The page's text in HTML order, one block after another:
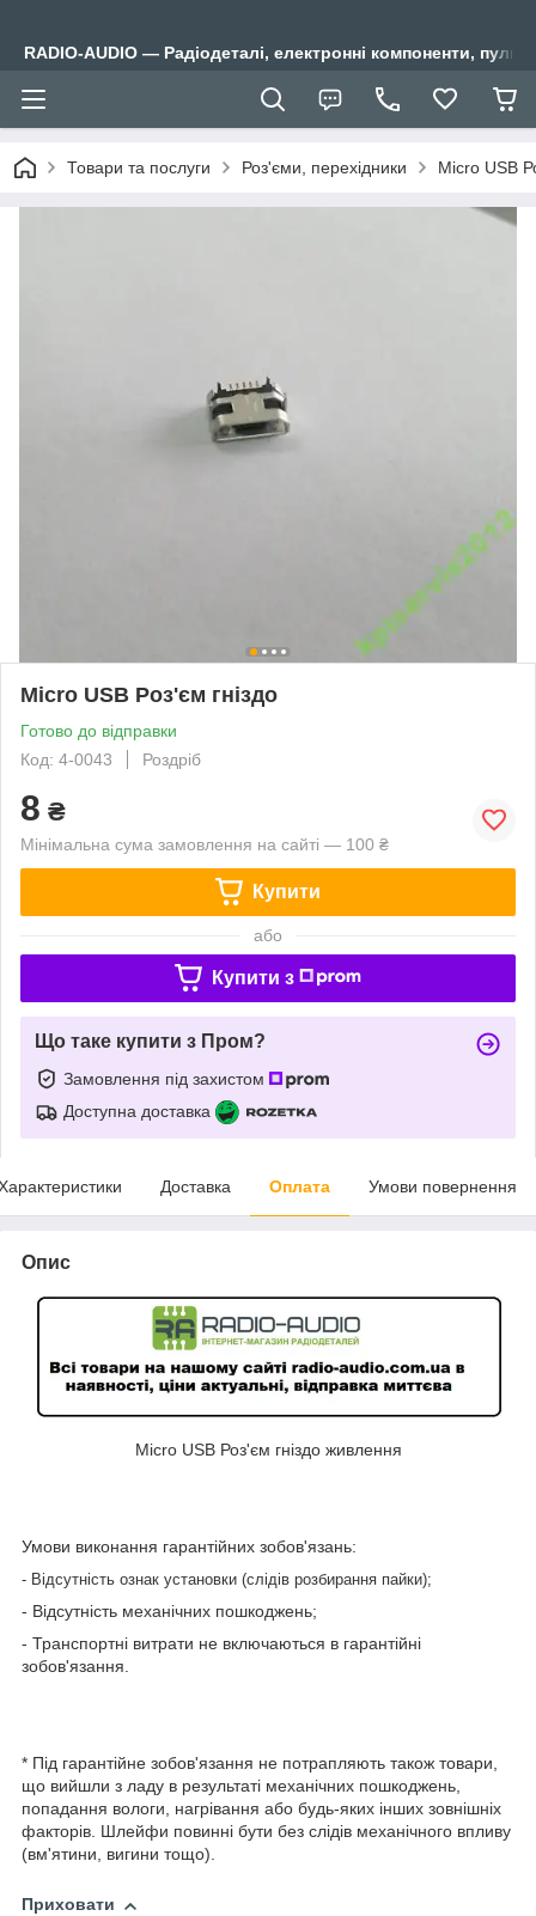
RADIO-AUDIO — Радіодеталі, електронні компоненти,
Товари та послуги Роз'єми, перехідники Micro USB
Micro USB Роз'єм гніздо
Готово до відправки
Код: 4-0043
Роздріб
8 ₴
Мінімальна сума замовлення на сайті — 100 ₴
Купити
або
Купити з
Що таке купити з Пром?
Замовлення під захистом
Доступна доставка
Доставка Оплата Умови повернення
Опис
Micro USB Роз'єм гніздо живлення
Умови виконання гарантійних зобов'язань:
- Відсутність ознак установки (слідів розбирання пайки);
- Відсутність механічних пошкоджень;
- Транспортні витрати не включаються в гарантійні
зобов'язання.
* Під гарантійне зобов'язання не потрапляють також товари,
що вийшли з ладу в результаті механічних пошкоджень,
попадання вологи, нагрівання або будь-яких інших зовнішніх
факторів. Шлейфи повинні бути без слідів механічного впливу
(вм'ятини, вигини тощо).
Приховати